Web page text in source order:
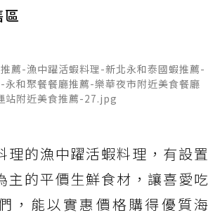
區
薦-漁中躍活蝦料理-新北永和泰國蝦推薦-
永和聚餐餐廳推薦-樂華夜市附近美食餐廳
站附近美食推薦-27.jpg
理的漁中躍活蝦料理，有設置
主的平價生鮮食材，讓喜愛吃
，能以實惠價格購得優質海